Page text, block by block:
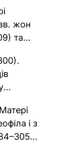
жон
та
і з